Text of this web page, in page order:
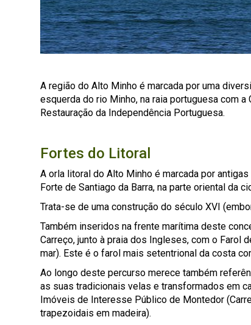
A região do Alto Minho é marcada por uma
esquerda do rio Minho, na raia portuguesa com
Restauração da Independência Portuguesa.
Fortes do Litoral
A orla litoral do Alto Minho é marcada por
Forte de Santiago da Barra, na parte oriental da
Trata-se de uma construção do século XVI
Também inseridos na frente marítima deste
Carreço, junto à praia dos Ingleses, com o Farol
mar). Este é o farol mais setentrional da costa
Ao longo deste percurso merece também
as suas tradicionais velas e transformados em
Imóveis de Interesse Público de Montedor
trapezoidais em madeira).